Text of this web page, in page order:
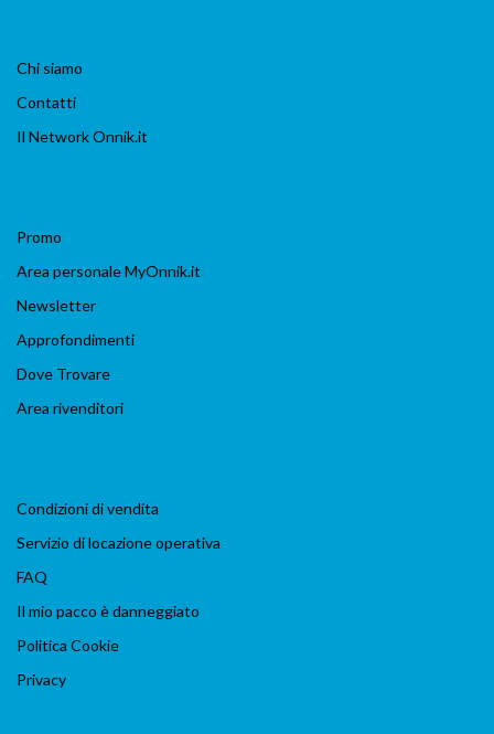
Chi siamo
Contatti
Il Network Onnik.it
Promo
Area personale MyOnnik.it
Newsletter
Approfondimenti
Dove Trovare
Area rivenditori
Condizioni di vendita
Servizio di locazione operativa
FAQ
Il mio pacco è danneggiato
Politica Cookie
Privacy